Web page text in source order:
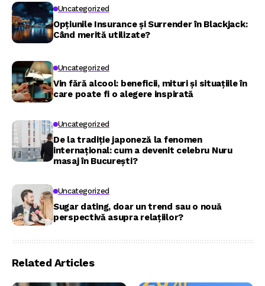
Uncategorized
Opțiunile Insurance și Surrender în Blackjack:
Când merită utilizate?
Uncategorized
Vin fără alcool: beneficii, mituri și situațiile în
care poate fi o alegere inspirată
Uncategorized
De la tradiție japoneză la fenomen
internațional: cum a devenit celebru Nuru
masaj în București?
Uncategorized
Sugar dating, doar un trend sau o nouă
perspectivă asupra relațiilor?
Related Articles